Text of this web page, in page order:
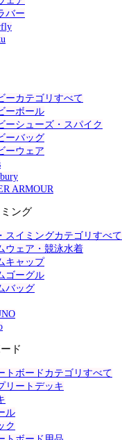
バー
ーカテゴリすべて
ーボール
ーシューズ・スパイク
ーバッグ
ーウェア
ARMOUR
ング
スイミングカテゴリすべて
ウェア・競泳水着
キャップ
ゴーグル
バッグ
ド
トボードカテゴリすべて
リートデッキ
ル
ク